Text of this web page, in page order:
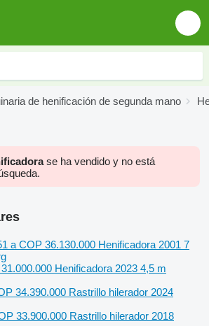
de henificación de segunda mano
se ha vendido y no está
a COP 36.130.000 Henificadora 2001 7
Henificadora 2023 4,5 m
34.390.000 Rastrillo hilerador 2024
33.900.000 Rastrillo hilerador 2018